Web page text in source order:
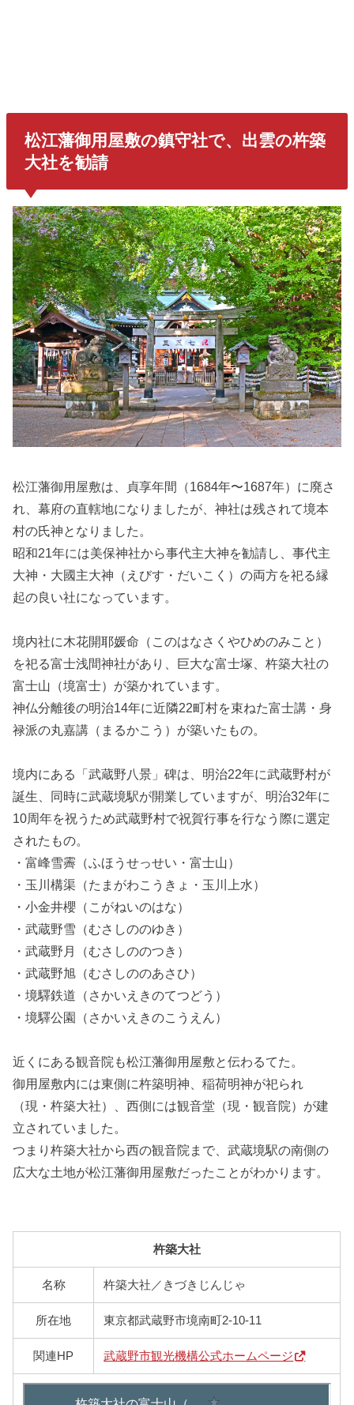
松江藩御用屋敷の鎮守社で、 出雲の杵築
大社を勧請
松江藩御用屋敷は、貞享年間（1684年〜1687年）に廃さ
れ、幕府の直轄地になりましたが、神社は残されて境本
村の氏神となりました。
昭和21年には美保神社から事代主大神を勧請し、事代主
大神・大國主大神（えびす・だいこく）の両方を祀る縁
起の良い社になっています。
境内社に木花開耶媛命（このはなさくやひめのみこと）
を祀る富士浅間神社があり、巨大な富士塚、杵築大社の
富士山（境富士）が築かれています。
神仏分離後の明治14年に近隣22町村を束ねた富士講・身
禄派の丸嘉講 （まるかこう）が築いたもの。
境内にある「武蔵野八景」碑は、明治22年に武蔵野村が
誕生、同時に武蔵境駅が開業していますが、明治32年に
10周年を祝うため武蔵野村で祝賀行事を行なう際に選定
されたもの。
・富峰雪霽（ふほうせっせい・富士山）
・玉川構渠 （たまがわこうきょ・玉川上水）
・小金井櫻 （こがねいのはな）
・武蔵野雪 （むさしののゆき ）
・武蔵野月
（むさしののつき ）
・武蔵野旭 （むさしののあさひ）
・境驛鉄道 （さかいえきのてつどう ）
・境驛公園 （さかいえきのこうえん）
近くにある観音院も松江藩御用屋敷と伝わるてた。
御用屋敷内には東側に杵築明神、稲荷明神が祀られ
（現・杵築大社）、西側には観音堂（現・観音院）が建
立されていました。
つまり杵築大社から西の観音院まで、武蔵境駅の南側の
広大な土地が松江藩御用屋敷だったことがわかります。
杵築大社
名称 杵築大社／きづきじんじゃ
所在地 東京都武蔵野市境南町2-10-11
関連HP 武蔵野市観光機構公式ホームページ